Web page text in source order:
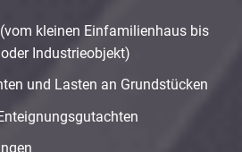
kleinen Einfamilienhaus bis
Industrieobjekt)
und Lasten an Grundstücken